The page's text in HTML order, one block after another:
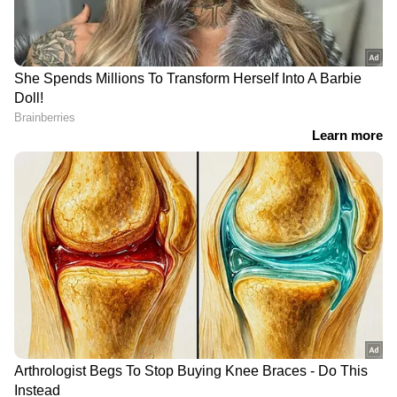
DOWNLOAD APP
RECOMMENDED STORIES
സണ്‍റൈസേഴ്‌സ്